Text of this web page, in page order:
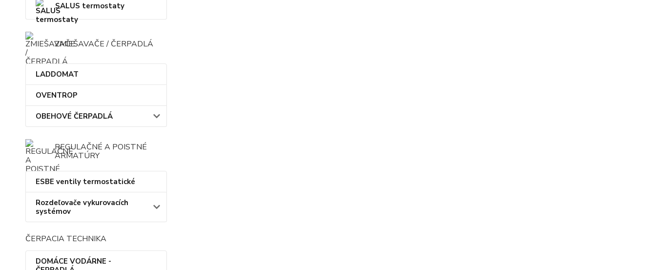
SALUS termostaty
ZMIEŠAVAČE / ČERPADLÁ
LADDOMAT
OVENTROP
OBEHOVÉ ČERPADLÁ
REGULAČNÉ A POISTNÉ
ARMATÚRY
ESBE ventily termostatické
Rozdeľovače vykurovacích
systémov
ČERPACIA TECHNIKA
DOMÁCE VODÁRNE -